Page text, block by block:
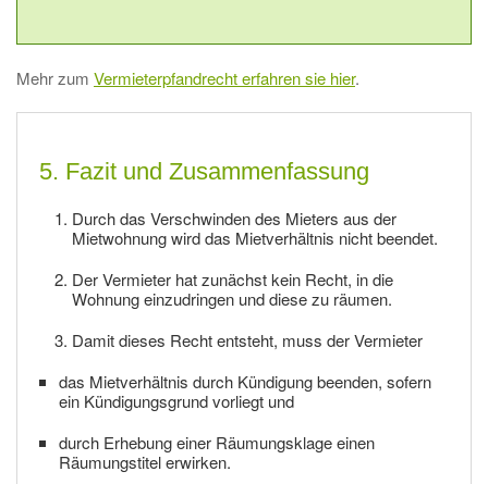
Mehr zum Vermieterpfandrecht erfahren sie hier.
5. Fazit und Zusammenfassung
Durch das Verschwinden des Mieters aus der
Mietwohnung wird das Mietverhältnis nicht beendet.
Der Vermieter hat zunächst kein Recht, in die
Wohnung einzudringen und diese zu räumen.
Damit dieses Recht entsteht, muss der Vermieter
das Mietverhältnis durch Kündigung beenden, sofern
ein Kündigungsgrund vorliegt und
durch Erhebung einer Räumungsklage einen
Räumungstitel erwirken.